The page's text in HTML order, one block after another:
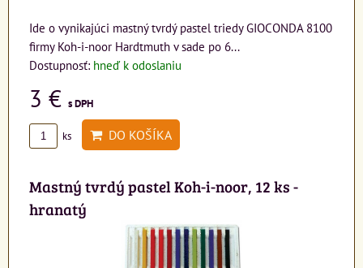
Ide o vynikajúci mastný tvrdý pastel triedy GIOCONDA 8100
firmy Koh-i-noor Hardtmuth v sade po 6...
Dostupnosť: hneď k odoslaniu
3 € s DPH
ks DO KOŠÍKA
Mastný tvrdý pastel Koh-i-noor, 12 ks -
hranatý